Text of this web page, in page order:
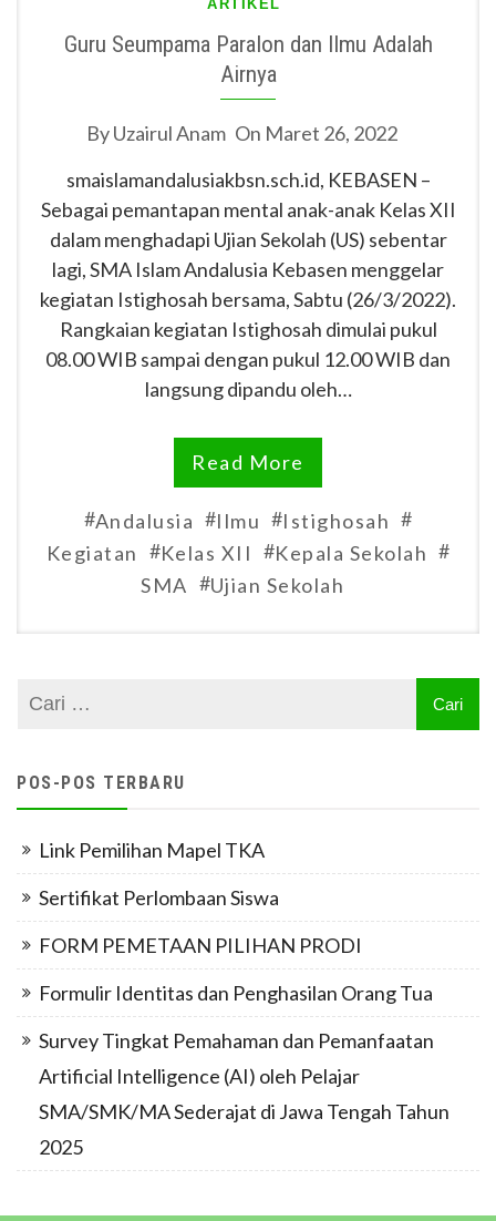
ARTIKEL
Guru Seumpama Paralon dan Ilmu Adalah
Airnya
ByUzairul Anam On Maret 26, 2022
smaislamandalusiakbsn.sch.id, KEBASEN –
Sebagai pemantapan mental anak-anak Kelas XII
dalam menghadapi Ujian Sekolah (US) sebentar
lagi, SMA Islam Andalusia Kebasen menggelar
kegiatan Istighosah bersama, Sabtu (26/3/2022).
Rangkaian kegiatan Istighosah dimulai pukul
08.00 WIB sampai dengan pukul 12.00 WIB dan
langsung dipandu oleh…
Read More
#Andalusia #Ilmu #Istighosah #
Kegiatan #Kelas XII #Kepala Sekolah #
SMA #Ujian Sekolah
POS-POS TERBARU
Link Pemilihan Mapel TKA
Sertifikat Perlombaan Siswa
FORM PEMETAAN PILIHAN PRODI
Formulir Identitas dan Penghasilan Orang Tua
Survey Tingkat Pemahaman dan Pemanfaatan
Artificial Intelligence (AI) oleh Pelajar
SMA/SMK/MA Sederajat di Jawa Tengah Tahun
2025